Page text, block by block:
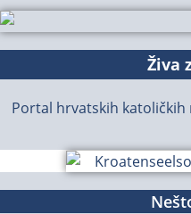
Živa
Portal hrvatskih katoličkih